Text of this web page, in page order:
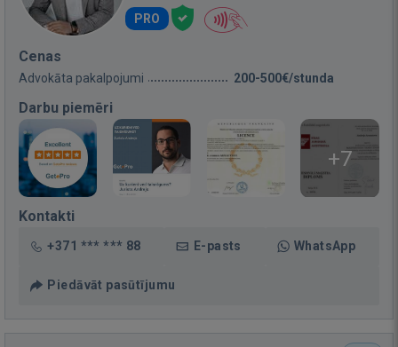
PRO
Cenas
Advokāta pakalpojumi 200-500€/stunda
Darbu piemēri
+7
Kontakti
+371 *** *** 88 E-pasts WhatsApp
Piedāvāt pasūtījumu